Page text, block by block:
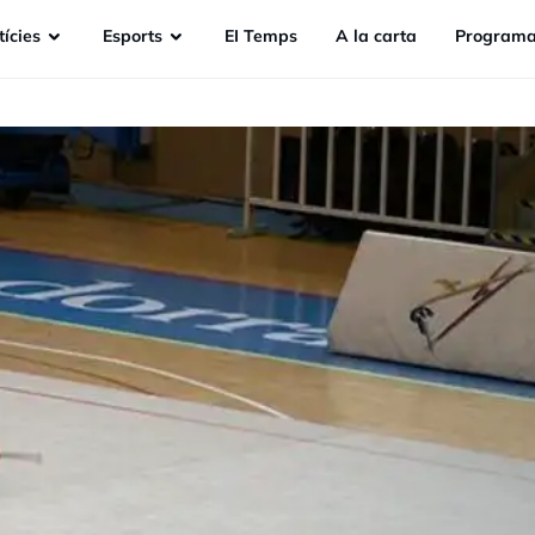
Esports EI Temps A la carta